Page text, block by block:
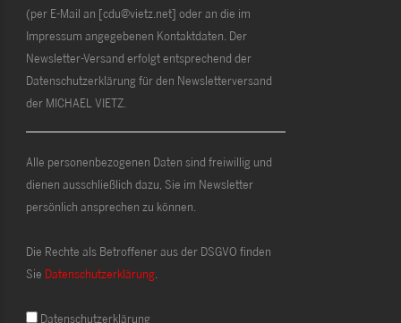
(per E-Mail an [cdu@vietz.net] oder an die im
Impressum angegebenen Kontaktdaten. Der
Newsletter-Versand erfolgt entsprechend der
Datenschutzerklärung für den Newsletterversand
der MICHAEL VIETZ.
Alle personenbezogenen Daten sind freiwillig und
dienen ausschließlich dazu, Sie im Newsletter
persönlich ansprechen zu können.
Die Rechte als Betroffener aus der DSGVO finden
Sie Datenschutzerklärung.
Datenschutzerklärung